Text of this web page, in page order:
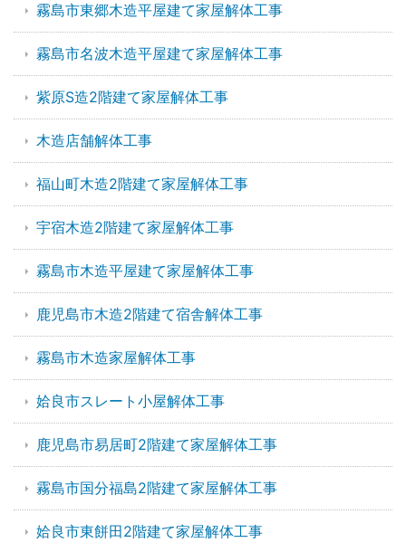
霧島市東郷木造平屋建て家屋解体工事
霧島市名波木造平屋建て家屋解体工事
紫原S造2階建て家屋解体工事
木造店舗解体工事
福山町木造2階建て家屋解体工事
宇宿木造2階建て家屋解体工事
霧島市木造平屋建て家屋解体工事
鹿児島市木造2階建て宿舎解体工事
霧島市木造家屋解体工事
姶良市スレート小屋解体工事
鹿児島市易居町2階建て家屋解体工事
霧島市国分福島2階建て家屋解体工事
姶良市東餅田2階建て家屋解体工事